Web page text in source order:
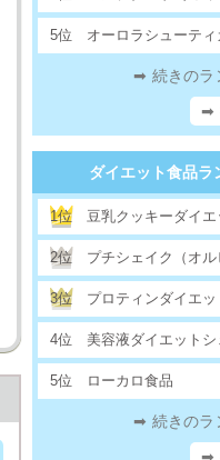
5位 オーロラシューテ
➡ 続きのラ
➡
ダイエット食品ラ
1位 豆乳クッキーダイエ
2位 プチシェイク（オル
3位 プロティンダイエッ
4位 美容液ダイエットシ
5位 ローカロ食品
➡ 続きのラ